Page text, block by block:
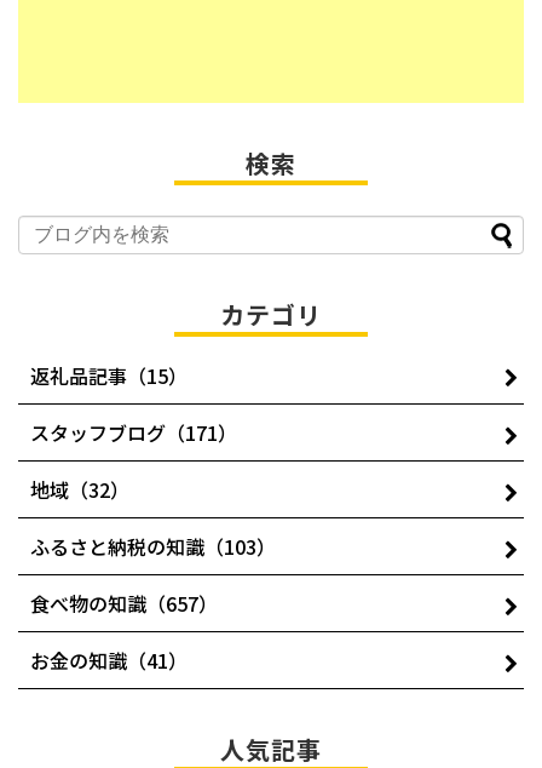
検索
カテゴリ
返礼品記事（15）
スタッフブログ（171）
地域（32）
ふるさと納税の知識（103）
食べ物の知識（657）
お金の知識（41）
人気記事